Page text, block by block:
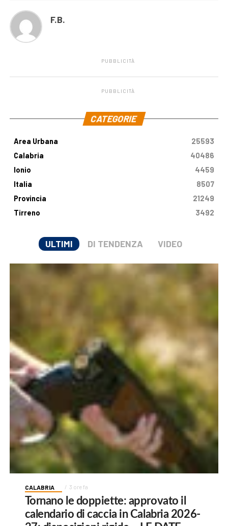
F.B.
PUBBLICITÀ
PUBBLICITÀ
CATEGORIE
Area Urbana
25593
Calabria
40486
Ionio
4459
Italia
8507
Provincia
21249
Tirreno
3492
ULTIMI DI TENDENZA VIDEO
CALABRIA 3 ore fa
Tornano le doppiette: approvato il
calendario di caccia in Calabria 2026-